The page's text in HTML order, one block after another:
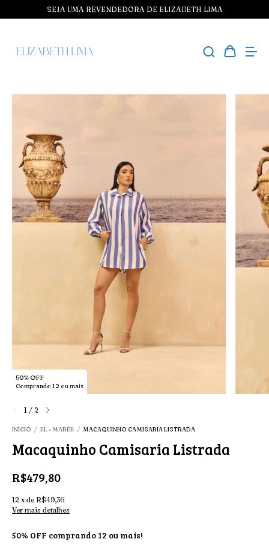
SEJA UMA REVENDEDORA DE ELIZABETH LIMA
50% OFF
Comprando 12 ou mais
1 / 2
INÍCIO / EL • MARÉE / MACAQUINHO CAMISARIA LISTRADA
Macaquinho Camisaria Listrada
R$479,80
12 x de R$49,36
Ver mais detalhes
50% OFF comprando 12 ou mais!